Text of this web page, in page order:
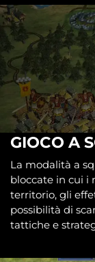
GIOCO A
La modalità a
bloccate in cui i
territorio, gli
possibilità di
tattiche e